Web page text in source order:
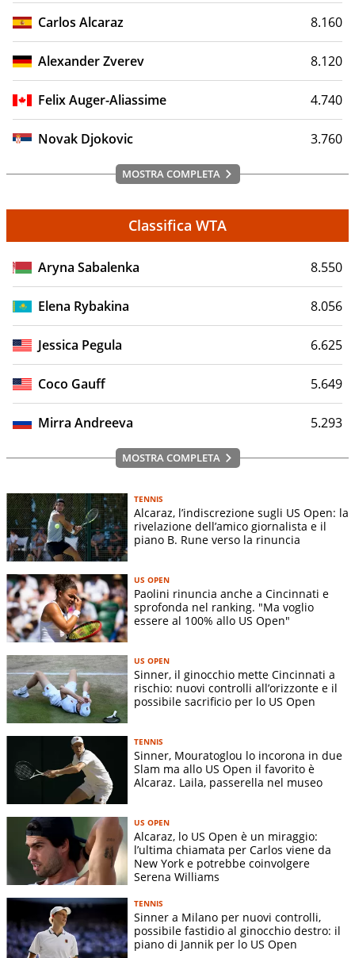
Carlos Alcaraz 8.160
Alexander Zverev 8.120
Felix Auger-Aliassime 4.740
Novak Djokovic 3.760
MOSTRA COMPLETA
Classifica WTA
Aryna Sabalenka 8.550
Elena Rybakina 8.056
Jessica Pegula 6.625
Coco Gauff 5.649
Mirra Andreeva 5.293
MOSTRA COMPLETA
TENNIS
Alcaraz, l’indiscrezione sugli US Open: la
rivelazione dell’amico giornalista e il
piano B. Rune verso la rinuncia
US OPEN
Paolini rinuncia anche a Cincinnati e
sprofonda nel ranking. "Ma voglio
essere al 100% allo US Open"
US OPEN
Sinner, il ginocchio mette Cincinnati a
rischio: nuovi controlli all’orizzonte e il
possibile sacrificio per lo US Open
TENNIS
Sinner, Mouratoglou lo incorona in due
Slam ma allo US Open il favorito è
Alcaraz. Laila, passerella nel museo
US OPEN
Alcaraz, lo US Open è un miraggio:
l’ultima chiamata per Carlos viene da
New York e potrebbe coinvolgere
Serena Williams
TENNIS
Sinner a Milano per nuovi controlli,
possibile fastidio al ginocchio destro: il
piano di Jannik per lo US Open